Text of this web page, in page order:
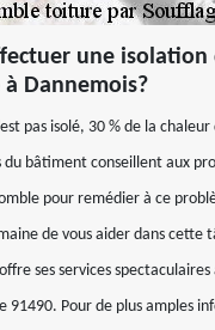
une isolation
Dannemois?
pas isolé, 30 % de la
du bâtiment conseillent aux
pour remédier à ce
de vous aider dans cette
ses services
91490. Pour de plus amples